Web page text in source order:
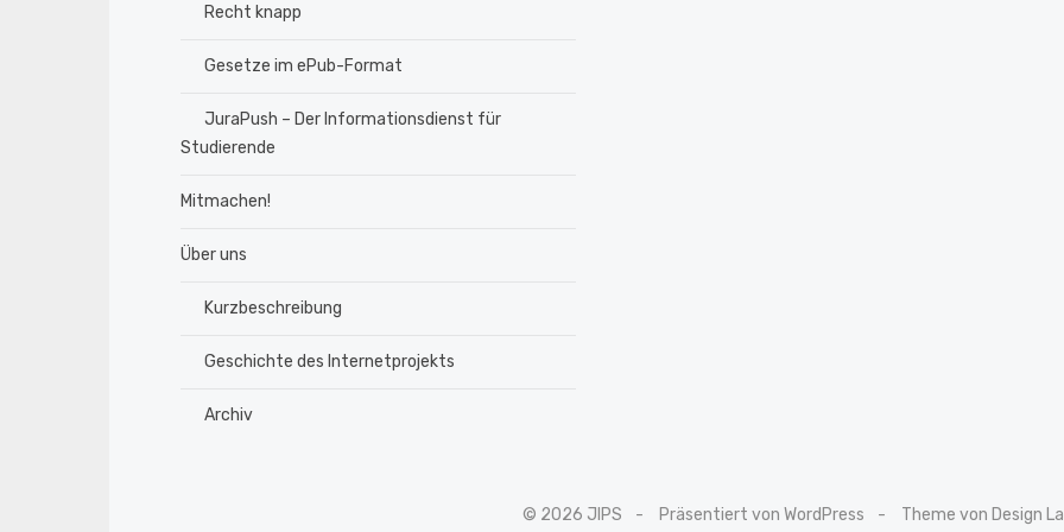
Recht knapp
Gesetze im ePub-Format
JuraPush – Der Informationsdienst für
Studierende
Mitmachen!
Über uns
Kurzbeschreibung
Geschichte des Internetprojekts
Archiv
© 2026 JIPS Präsentiert von WordPress Theme von Design